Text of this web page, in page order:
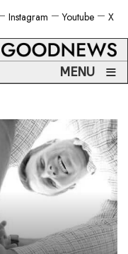
X
Youtube
Instagram
MENU ≡